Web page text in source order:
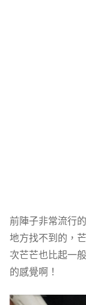
前陣子非常流行
地方找不到的，
次芒芒也比起一
的感覺啊！